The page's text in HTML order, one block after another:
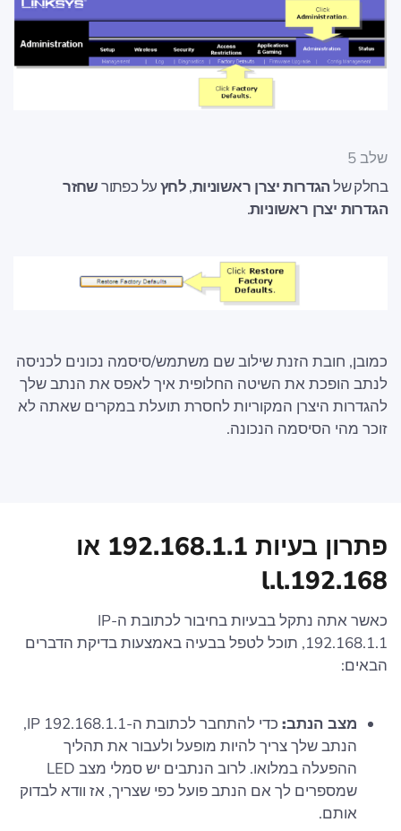
שלב 5
בחלק שלהגדרות יצרן ראשוניות,לחץעל כפתורשחזר
הגדרות יצרן ראשוניות.
כמובן, חובת הזנת שילוב שם משתמש/סיסמה נכונים לכניסה
לנתב הופכת את השיטה החלופית איך לאפס את הנתב שלך
להגדרות היצרן המקוריות לחסרת תועלת במקרים שאתה לא
זוכר מהי הסיסמה הנכונה.
פתרון בעיות 192.168.1.1 או
192.168.l.l
כאשר אתה נתקל בבעיות בחיבור לכתובת ה-IP
192.168.1.1, תוכל לטפל בבעיה באמצעות בדיקת הדברים
הבאים:
מצב הנתב:
כדי להתחבר לכתובת ה-IP 192.168.1.1,
הנתב שלך צריך להיות מופעל ולעבור את תהליך
ההפעלה במלואו. לרוב הנתבים יש סמלי מצב LED
שמספרים לך אם הנתב פועל כפי שצריך, אז וודא לבדוק
אותם.